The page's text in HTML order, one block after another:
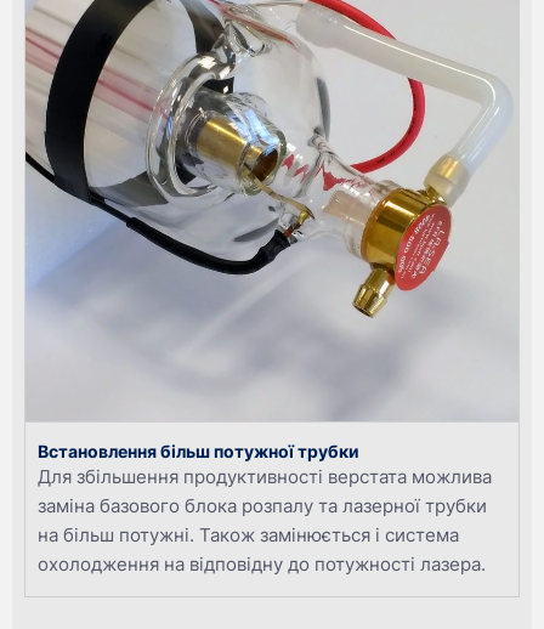
Встановлення більш потужної трубки
Для збільшення продуктивності верстата можлива
заміна базового блока розпалу та лазерної трубки
на більш потужні. Також замінюється і система
охолодження на відповідну до потужності лазера.